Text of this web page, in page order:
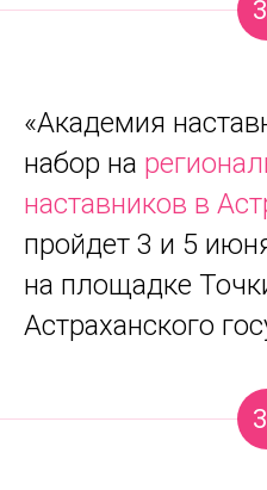
«Академия
набор на
наставников в
пройдет 3 и 5
на площадке
Астраханского